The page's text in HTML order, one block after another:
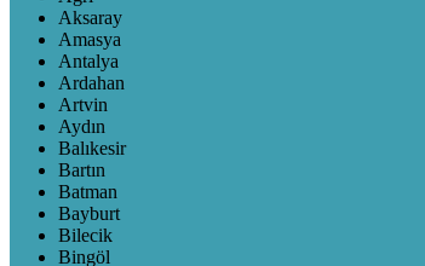
Aksaray
Amasya
Antalya
Ardahan
Artvin
Aydın
Balıkesir
Bartın
Batman
Bayburt
Bilecik
Bingöl